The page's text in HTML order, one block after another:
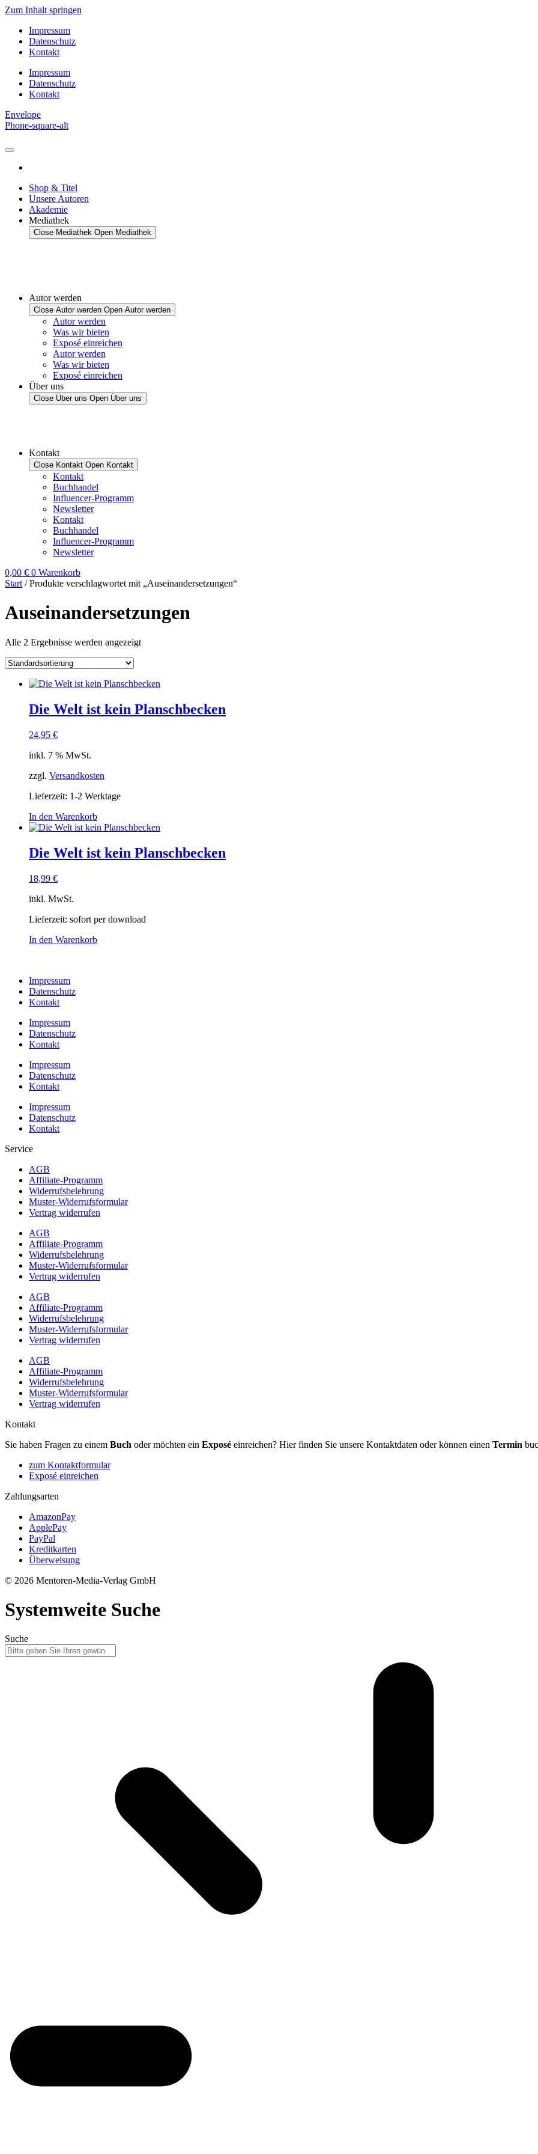
Zum Inhalt springen
Impressum
Datenschutz
Kontakt
Impressum
Datenschutz
Kontakt
Envelope
Phone-square-alt
Shop & Titel
Unsere Autoren
Akademie
Mediathek
Close Mediathek Open Mediathek
Autor werden
Close Autor werden Open Autor werden
Autor werden
Was wir bieten
Exposé einreichen
Autor werden
Was wir bieten
Exposé einreichen
Über uns
Close Über uns Open Über uns
Kontakt
Close Kontakt Open Kontakt
Kontakt
Buchhandel
Influencer-Programm
Newsletter
Kontakt
Buchhandel
Influencer-Programm
Newsletter
0,00 € 0 Warenkorb
Start / Produkte verschlagwortet mit „Auseinandersetzungen“
Auseinandersetzungen
Alle 2 Ergebnisse werden angezeigt
Die Welt ist kein Planschbecken
24,95 €
inkl. 7 % MwSt.
zzgl. Versandkosten
Lieferzeit: 1-2 Werktage
In den Warenkorb
Die Welt ist kein Planschbecken
18,99 €
inkl. MwSt.
Lieferzeit: sofort per download
In den Warenkorb
Impressum
Datenschutz
Kontakt
Impressum
Datenschutz
Kontakt
Impressum
Datenschutz
Kontakt
Impressum
Datenschutz
Kontakt
Service
AGB
Affiliate-Programm
Widerrufsbelehrung
Muster-Widerrufsformular
Vertrag widerrufen
AGB
Affiliate-Programm
Widerrufsbelehrung
Muster-Widerrufsformular
Vertrag widerrufen
AGB
Affiliate-Programm
Widerrufsbelehrung
Muster-Widerrufsformular
Vertrag widerrufen
AGB
Affiliate-Programm
Widerrufsbelehrung
Muster-Widerrufsformular
Vertrag widerrufen
Kontakt
Sie haben Fragen zu einem Buch oder möchten ein Exposé einreichen? Hier finden Sie unsere Kontaktdaten oder können einen Termin
zum Kontaktformular
Exposé einreichen
Zahlungsarten
AmazonPay
ApplePay
PayPal
Kreditkarten
Überweisung
© 2026 Mentoren-Media-Verlag GmbH
Systemweite Suche
Suche